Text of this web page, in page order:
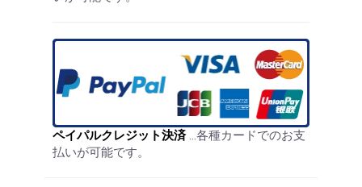
ペイパルクレジット決済…各種カードでのお支
払いが可能です。